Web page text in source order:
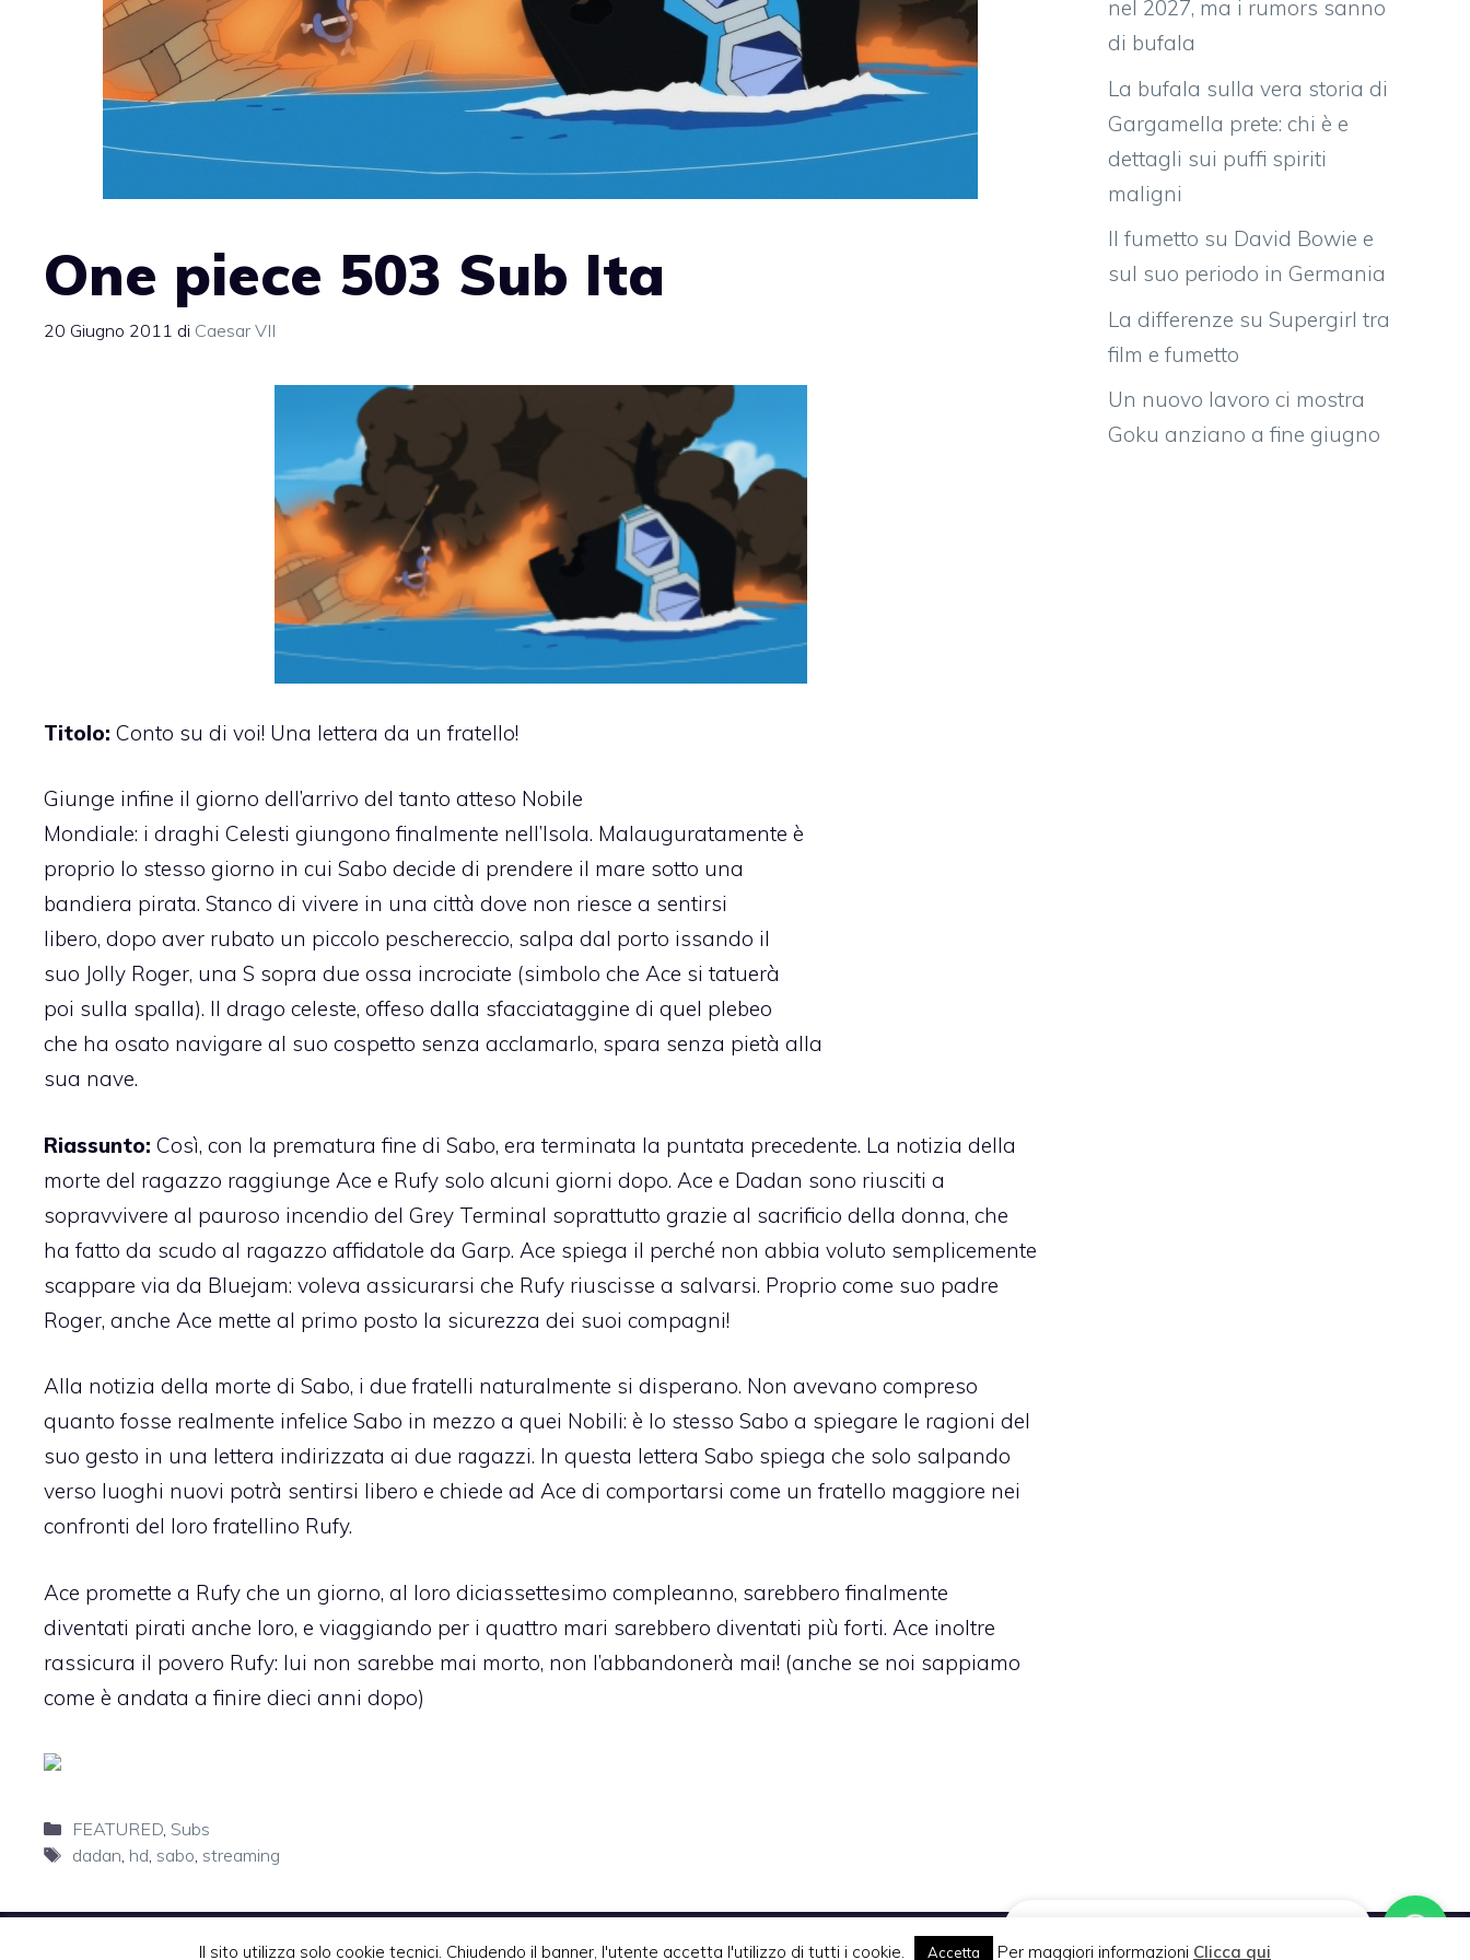
One piece 503 Sub Ita
20 Giugno 2011 di Caesar VII
Titolo: Conto su di voi! Una lettera da un fratello!
Giunge infine il giorno dell’arrivo del tanto atteso Nobile
Mondiale: i draghi Celesti giungono finalmente nell’Isola. Malauguratamente è
proprio lo stesso giorno in cui Sabo decide di prendere il mare sotto una
bandiera pirata. Stanco di vivere in una città dove non riesce a sentirsi
libero, dopo aver rubato un piccolo peschereccio, salpa dal porto issando il
suo Jolly Roger, una S sopra due ossa incrociate (simbolo che Ace si tatuerà
poi sulla spalla). Il drago celeste, offeso dalla sfacciataggine di quel plebeo
che ha osato navigare al suo cospetto senza acclamarlo, spara senza pietà alla
sua nave.
Riassunto: Così, con la prematura fine di Sabo, era terminata la puntata precedente. La notizia della
morte del ragazzo raggiunge Ace e Rufy solo alcuni giorni dopo. Ace e Dadan sono riusciti a
sopravvivere al pauroso incendio del Grey Terminal soprattutto grazie al sacrificio della donna, che
ha fatto da scudo al ragazzo affidatole da Garp. Ace spiega il perché non abbia voluto semplicemente
scappare via da Bluejam: voleva assicurarsi che Rufy riuscisse a salvarsi. Proprio come suo padre
Roger, anche Ace mette al primo posto la sicurezza dei suoi compagni!
Alla notizia della morte di Sabo, i due fratelli naturalmente si disperano. Non avevano compreso
quanto fosse realmente infelice Sabo in mezzo a quei Nobili: è lo stesso Sabo a spiegare le ragioni del
suo gesto in una lettera indirizzata ai due ragazzi. In questa lettera Sabo spiega che solo salpando
verso luoghi nuovi potrà sentirsi libero e chiede ad Ace di comportarsi come un fratello maggiore nei
confronti del loro fratellino Rufy.
Ace promette a Rufy che un giorno, al loro diciassettesimo compleanno, sarebbero finalmente
diventati pirati anche loro, e viaggiando per i quattro mari sarebbero diventati più forti. Ace inoltre
rassicura il povero Rufy: lui non sarebbe mai morto, non l’abbandonerà mai! (anche se noi sappiamo
come è andata a finire dieci anni dopo)
Categorie
FEATURED, Subs
Tag
dadan, hd, sabo, streaming
nel 2027, ma i rumors sanno
di bufala
La bufala sulla vera storia di
Gargamella prete: chi è e
dettagli sui puffi spiriti
maligni
Il fumetto su David Bowie e
sul suo periodo in Germania
La differenze su Supergirl tra
film e fumetto
Un nuovo lavoro ci mostra
Goku anziano a fine giugno
Komixjam.it © 2026 Tutti i diritti riservati
Il sito utilizza solo cookie tecnici. Chiudendo il banner, l'utente accetta l'utilizzo di tutti i cookie. Accetta Per maggiori informazioni Clicca qui